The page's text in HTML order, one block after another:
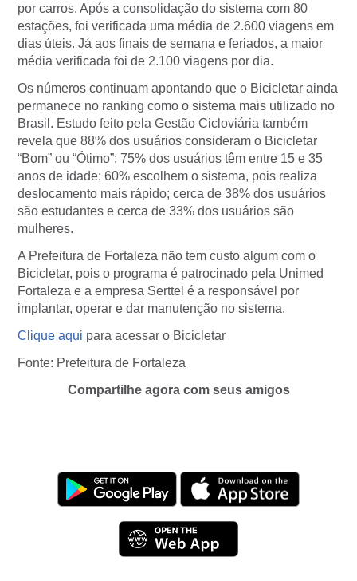
por carros. Após a consolidação do sistema com 80
estações, foi verificada uma média de 2.600 viagens em
dias úteis. Já aos finais de semana e feriados, a maior
média verificada foi de 2.100 viagens por dia.
Os números continuam apontando que o Bicicletar ainda
permanece no ranking como o sistema mais utilizado no
Brasil. Estudo feito pela Gestão Cicloviária também
revela que 88% dos usuários consideram o Bicicletar
“Bom” ou “Ótimo”; 75% dos usuários têm entre 15 e 35
anos de idade; 60% escolhem o sistema, pois realiza
deslocamento mais rápido; cerca de 38% dos usuários
são estudantes e cerca de 33% dos usuários são
mulheres.
A Prefeitura de Fortaleza não tem custo algum com o
Bicicletar, pois o programa é patrocinado pela Unimed
Fortaleza e a empresa Serttel é a responsável por
implantar, operar e dar manutenção no sistema.
Clique aqui para acessar o Bicicletar
Fonte: Prefeitura de Fortaleza
Compartilhe agora com seus amigos